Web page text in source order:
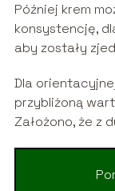
Później krem
konsystencję,
aby zostały
Dla
przybliżoną
Założono, że z